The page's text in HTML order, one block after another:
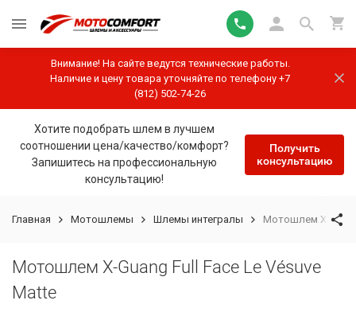
Внимание! На сайте ведутся технические работы.
Наличие и цену товара уточняйте по телефону +7
(812) 502-74-26
Хотите подобрать шлем в лучшем
соотношении цена/качество/комфорт?
Запишитесь на профессиональную
консультацию!
Получить
консультацию
Главная Мотошлемы Шлемы интегралы Мотошлем X-
Мотошлем X-Guang Full Face Le Vésuve
Matte